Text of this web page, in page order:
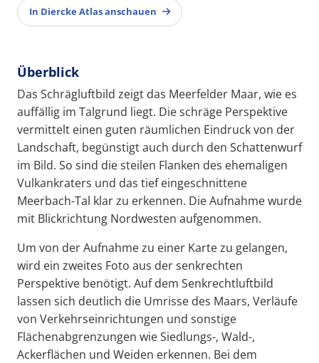
In Diercke Atlas anschauen
Überblick
Das Schrägluftbild zeigt das Meerfelder Maar, wie es
auffällig im Talgrund liegt. Die schräge Perspektive
vermittelt einen guten räumlichen Eindruck von der
Landschaft, begünstigt auch durch den Schattenwurf
im Bild. So sind die steilen Flanken des ehemaligen
Vulkankraters und das tief eingeschnittene
Meerbach-Tal klar zu erkennen. Die Aufnahme wurde
mit Blickrichtung Nordwesten aufgenommen.
Um von der Aufnahme zu einer Karte zu gelangen,
wird ein zweites Foto aus der senkrechten
Perspektive benötigt. Auf dem Senkrechtluftbild
lassen sich deutlich die Umrisse des Maars, Verläufe
von Verkehrseinrichtungen und sonstige
Flächenabgrenzungen wie Siedlungs-, Wald-,
Ackerflächen und Weiden erkennen. Bei dem